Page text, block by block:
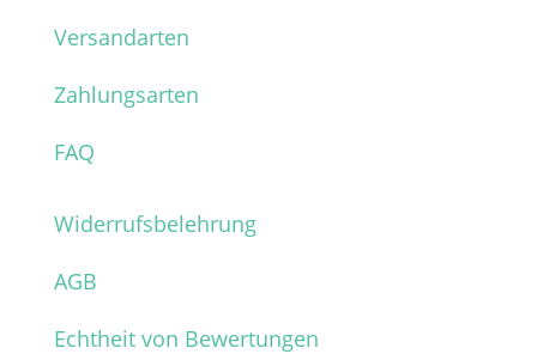
Versandarten
Zahlungsarten
FAQ
Widerrufsbelehrung
AGB
Echtheit von Bewertungen